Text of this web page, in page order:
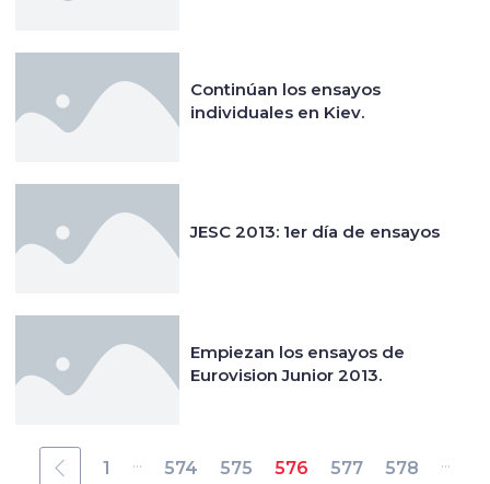
Continúan los ensayos
individuales en Kiev.
JESC 2013: 1er día de ensayos
Empiezan los ensayos de
Eurovision Junior 2013.
1 ... 574 575 576 577 578 ...